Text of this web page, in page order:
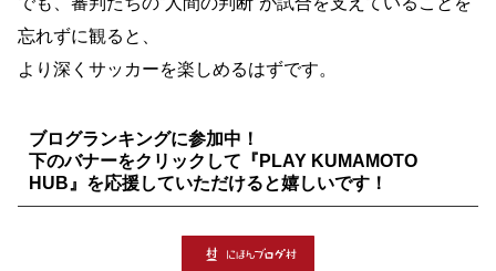
忘れずに観ると、
より深くサッカーを楽しめるはずです。
ブログランキングに参加中！
下のバナーをクリックして『PLAY KUMAMOTO
HUB』を応援していただけると嬉しいです！